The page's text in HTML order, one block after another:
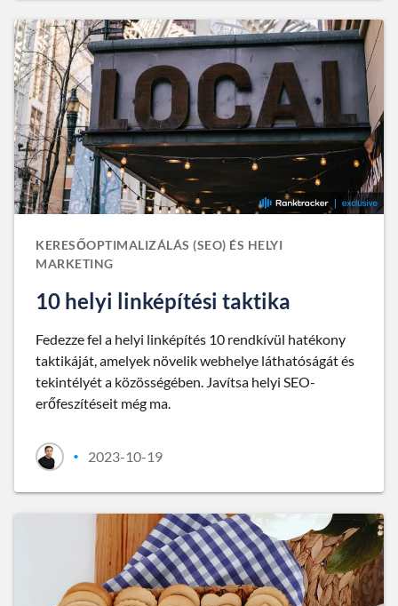
KERESŐOPTIMALIZÁLÁS (SEO) ÉS HELYI
MARKETING
10 helyi linképítési taktika
Fedezze fel a helyi linképítés 10 rendkívül hatékony
taktikáját, amelyek növelik webhelye láthatóságát és
tekintélyét a közösségében. Javítsa helyi SEO-
erőfeszítéseit még ma.
• 2023-10-19